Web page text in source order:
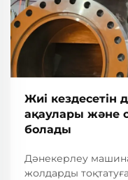
Жиі
ақаулары және
болады
Дәнекерлеу
жолдарды